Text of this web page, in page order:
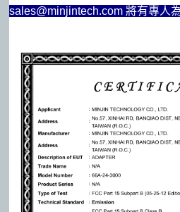
sales@minjintech.com 將有專人